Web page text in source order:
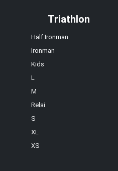
Triathlon
Half Ironman
Ironman
Kids
L
M
Relai
S
XL
XS